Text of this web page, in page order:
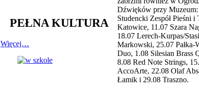
PEŁNA KULTURA
Więcej…
Dźwięków przy
Studencki Zespół Pieśni i
Katowice, 11.07 Szara
18.07 Lerech-Kurpas/
Markowski, 25.07 Pałka-
Duo, 1.08 Silesian Brass
8.08 Red Note Strings,
AccoArte, 22.08 Olaf
Łamik i 29.08 Traszno.